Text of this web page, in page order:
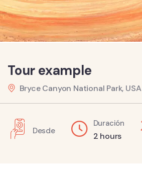
Tour example
Bryce Canyon National Park, USA
Desde
Duración
2 hours